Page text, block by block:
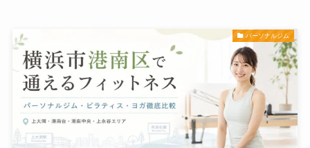
パーソナルジム